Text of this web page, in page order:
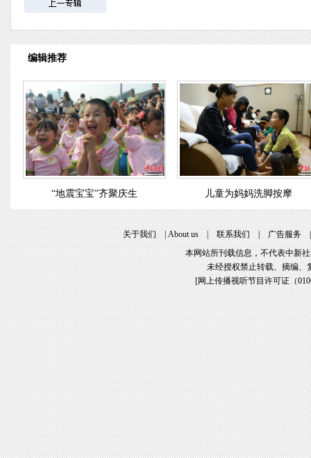
编辑推荐
“地震宝宝”齐聚庆生 儿童为妈妈洗脚按摩
关于我们|About us|联系我们|广告服务
本网站所刊载信息，不代表中新
未经授权禁止转载、摘编、
[网上传播视听节目许可证（